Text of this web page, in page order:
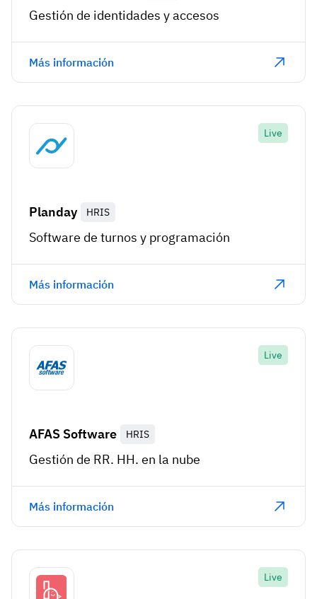
Gestión de identidades y accesos
Más información
Live
Planday HRIS
Software de turnos y programación
Más información
Live
AFAS Software HRIS
Gestión de RR. HH. en la nube
Más información
Live